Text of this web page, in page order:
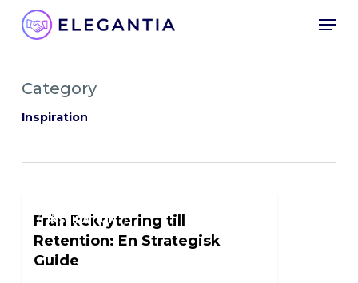
Skip
content
Category
Inspiration
INSPIRATION
Från Rekrytering till
Retention: En Strategisk
Guide